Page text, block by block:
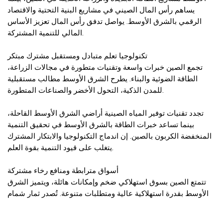
يساهم رأس المال الصيني في مشاريع البنية التحتية والاقتصاد
الرقمي بالشرق الأوسط. يواصل تدفق رأس المال تعزيز الأساس
المالي للتنمية المشتركة.
تكنولوجيا تعلم متبادل ومستقبل مشترك مبتكر
تجمع الصين خبرات واسعة وتقنيات متطورة في مجالات الزراعة،
الطاقة الضوئية والبناء. يطرح الشرق الأوسط مطالب مستقبلية
للمدن الذكية، التحول الأخضر والصناعات المتطورة.
تجدد تقنيات توفير المياه الصينية أراضي الشرق الأوسط القاحلة،
بينما تساعد خبرات الطاقة بالشرق الأوسط في تحقيق التنمية
المنخفضة الكربون بالصين. إن اندماج التكنولوجيا والابتكار المشترك
يتغلب على قيود التنمية بقوة العلم.
أسواق مترابطة ومنافع رخاء مشتركة
تتمتع الصين بسوق استهلاكي ضخم وإمكانات هائلة، ويتميز الشرق
الأوسط بقدرة استهلاكية عالية ومتطلبات متنوعة. تُصدر ثمار شمام